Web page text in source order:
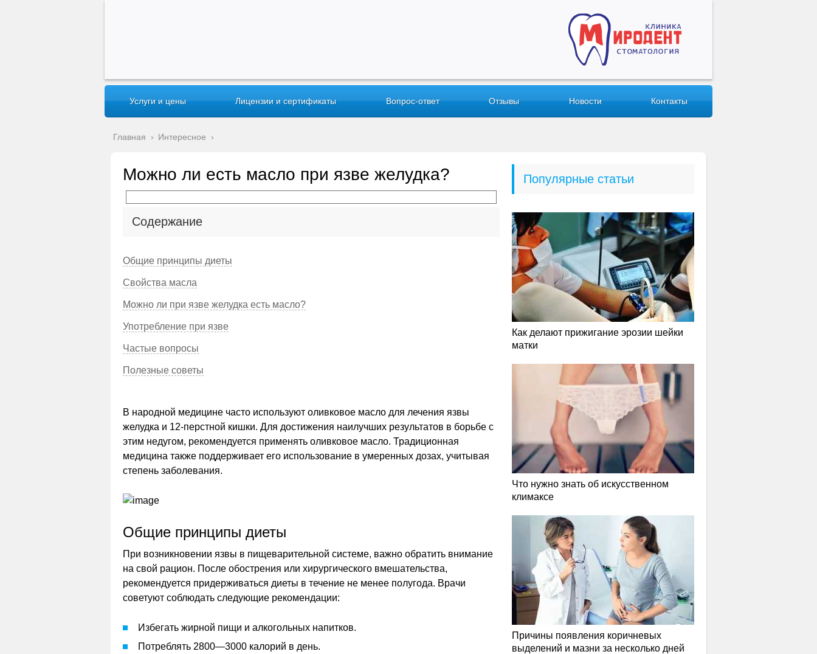
Услуги и цены Лицензии и сертификаты Вопрос-ответ Отзывы Новости Контакты
Главная › Интересное ›
Можно ли есть масло при язве желудка?
Содержание
Общие принципы диеты
Свойства масла
Можно ли при язве желудка есть масло?
Употребление при язве
Частые вопросы
Полезные советы
В народной медицине часто используют оливковое масло для лечения язвы
желудка и 12-перстной кишки. Для достижения наилучших результатов в борьбе с
этим недугом, рекомендуется применять оливковое масло. Традиционная
медицина также поддерживает его использование в умеренных дозах, учитывая
степень заболевания.
Общие принципы диеты
При возникновении язвы в пищеварительной системе, важно обратить внимание
на свой рацион. После обострения или хирургического вмешательства,
рекомендуется придерживаться диеты в течение не менее полугода. Врачи
советуют соблюдать следующие рекомендации:
Избегать жирной пищи и алкогольных напитков.
Потреблять 2800—3000 калорий в день.
Популярные статьи
Как делают прижигание эрозии шейки
матки
Что нужно знать об искусственном
климаксе
Причины появления коричневых
выделений и мазни за несколько дней